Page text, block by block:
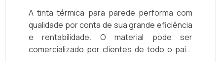
A tinta térmica para parede performa com
qualidade por conta de sua grande eficiência
e rentabilidade. O material pode ser
comercializado por clientes de todo o país,